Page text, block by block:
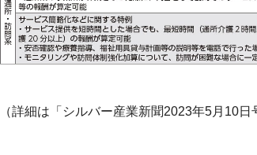
（詳細は「シルバー産業新聞2023年5月10日